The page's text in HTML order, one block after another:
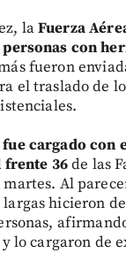
laFuerza
con
fueron
el traslado de
cargado con
36de las
Al
hicieron
lo cargaron de